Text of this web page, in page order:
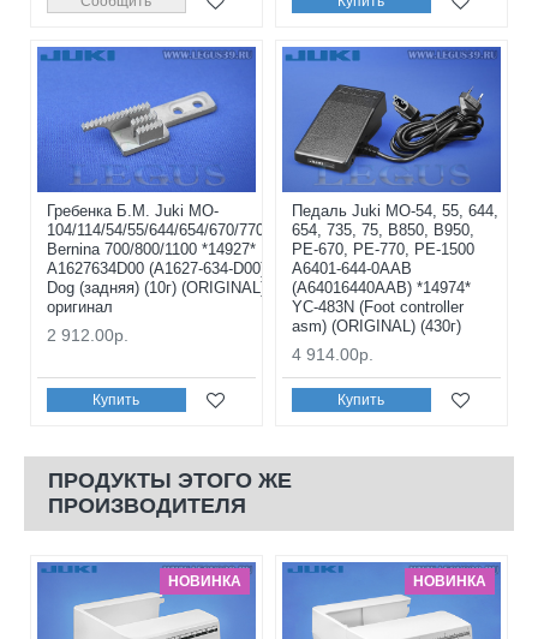
Гребенка Б.М. Juki MO-
104/114/54/55/644/654/670/770/850/950,
Bernina 700/800/1100 *14927*
A1627634D00 (A1627-634-D00) Feed
Dog (задняя) (10г) (ORIGINAL)
оригинал
2 912.00р.
Купить
Педаль Juki MO-54, 55, 644,
654, 735, 75, B850, B950,
PE-670, PE-770, PE-1500
A6401-644-0AAB
(A64016440AAB) *14974*
YC-483N (Foot controller
asm) (ORIGINAL) (430г)
4 914.00р.
Купить
ПРОДУКТЫ ЭТОГО ЖЕ
ПРОИЗВОДИТЕЛЯ
НОВИНКА НОВИНКА